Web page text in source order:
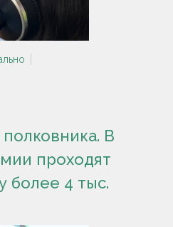
В
проходят
более 4 тыс.